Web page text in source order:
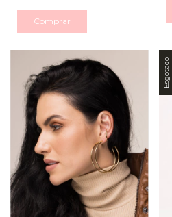
Comprar
Esgotado